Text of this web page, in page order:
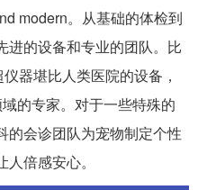
modern。从基础的体检到
进的设备和专业的团队。比
器堪比人类医院的设备，
的专家。对于一些特殊的
的会诊团队为宠物制定个性
倍感安心。